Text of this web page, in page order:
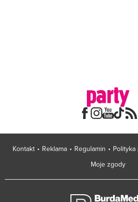
Kontakt Reklama Regulamin
Moje zgody